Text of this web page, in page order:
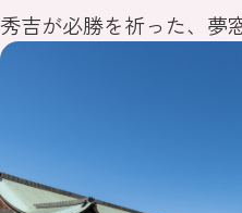
秀吉が必勝を祈った、夢